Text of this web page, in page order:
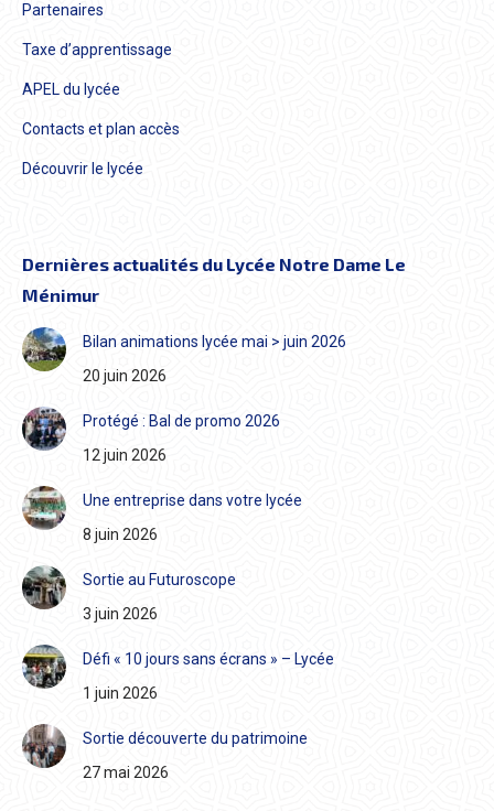
Partenaires
Taxe d’apprentissage
APEL du lycée
Contacts et plan accès
Découvrir le lycée
Dernières actualités du Lycée Notre Dame Le
Ménimur
Bilan animations lycée mai > juin 2026
20 juin 2026
Protégé : Bal de promo 2026
12 juin 2026
Une entreprise dans votre lycée
8 juin 2026
Sortie au Futuroscope
3 juin 2026
Défi « 10 jours sans écrans » – Lycée
1 juin 2026
Sortie découverte du patrimoine
27 mai 2026